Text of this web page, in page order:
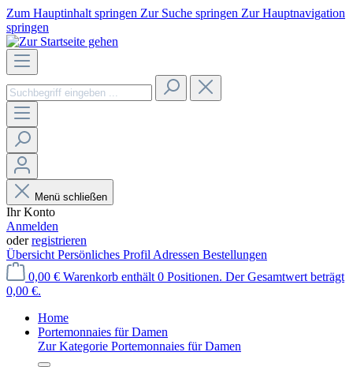
Zum Hauptinhalt springen Zur Suche springen Zur Hauptnavigation
springen
Menü schließen
Ihr Konto
Anmelden
oderregistrieren
Übersicht Persönliches Profil Adressen Bestellungen
0,00 € Warenkorb enthält 0 Positionen. Der Gesamtwert beträgt
0,00 €.
Home
Portemonnaies für Damen
Zur Kategorie Portemonnaies für Damen